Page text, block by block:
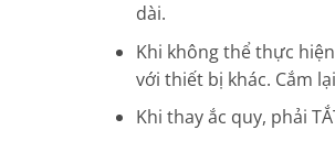
dài.
Khi không thể thực
với thiết bị khác. Cắm
Khi thay ắc quy, phải